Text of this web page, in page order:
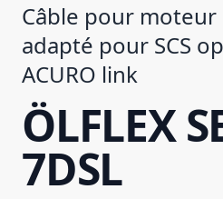
Câble pour moteur
adapté pour SCS
ACURO link
ÖLFLEX
7DSL